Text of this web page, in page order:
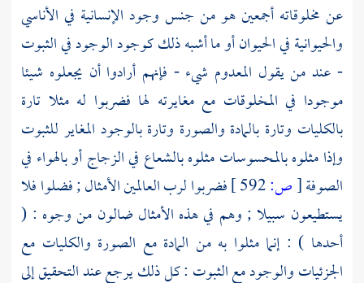
عن مخلوقاته أجمعين هو من جنس وجود الإنسانية في الأناسي
والحيوانية في الحيوان أو ما أشبه ذلك كوجود الوجود في الثبوت
- عند من يقول المعدوم شيء - فإنهم أرادوا أن يجعلوه شيئا
موجودا في المخلوقات مع مغايرته لها فضربوا له مثلا تارة
بالكليات وتارة بالمادة والصورة وتارة بالوجود المغاير للثبوت
وإذا مثلوه بالمحسوسات مثلوه بالشعاع في الزجاج أو بالهواء في
الصوفة[ص:
فضربوا لرب العالمين الأمثال ; فضلوا فلا
يستطيعون سبيلا ; وهم في هذه الأمثال ضالون من وجوه : (
أحدها ) : إنما مثلوا به من المادة مع الصورة والكليات مع
الجزئيات والوجود مع الثبوت : كل ذلك يرجع عند التحقيق إلى